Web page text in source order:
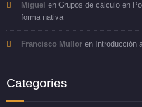
Miguel en Grupos de cálculo en
forma nativa
Francisco Mulloren Introducción
Categories